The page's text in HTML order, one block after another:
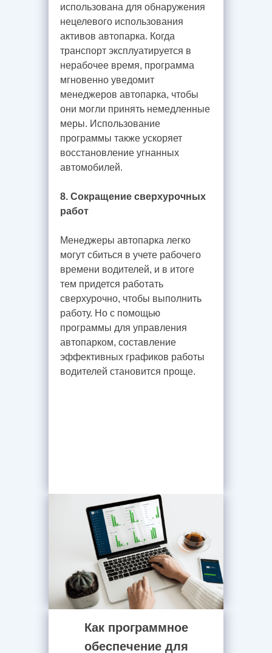
использована для обнаружения
нецелевого использования
активов автопарка. Когда
транспорт эксплуатируется в
нерабочее время, программа
мгновенно уведомит
менеджеров автопарка, чтобы
они могли принять немедленные
меры. Использование
программы также ускоряет
восстановление угнанных
автомобилей.
8. Сокращение сверхурочных
работ
Менеджеры автопарка легко
могут сбиться в учете рабочего
времени водителей, и в итоге
тем придется работать
сверхурочно, чтобы выполнить
работу. Но с помощью
программы для управления
автопарком, составление
эффективных графиков работы
водителей становится проще.
Как программное
обеспечение для